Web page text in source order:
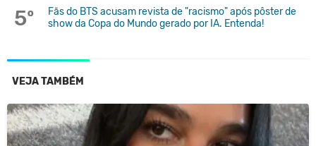
5º
Fãs do BTS acusam revista de "racismo" após pôster de
show da Copa do Mundo gerado por IA. Entenda!
VEJA TAMBÉM